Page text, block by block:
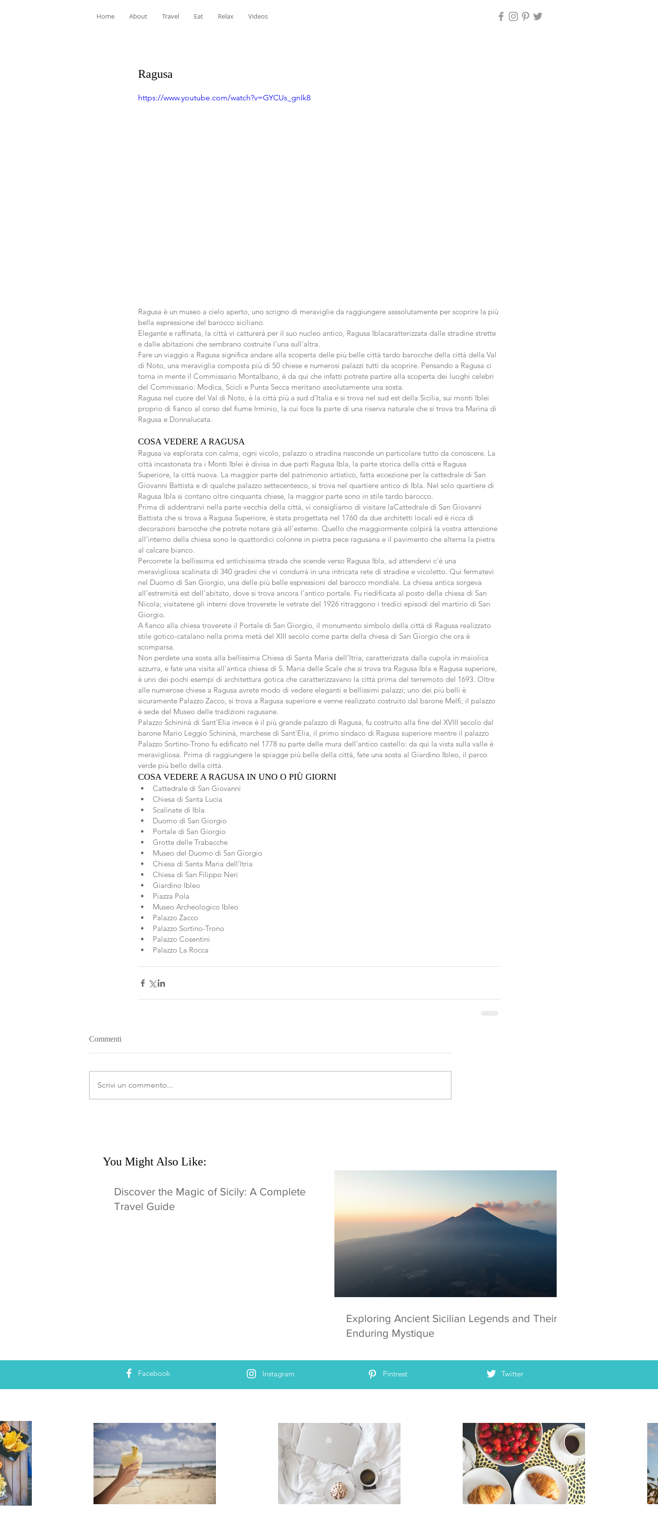
Home About Travel Eat Relax Videos
Ragusa
https://www.youtube.com/watch?v=GYCUs_gnIk8
Ragusa è un museo a cielo aperto, uno scrigno di meraviglie da raggiungere asssolutamente per scoprire la più
bella espressione del barocco siciliano.
Elegante e raffinata, la città vi catturerà per il suo nucleo antico, Ragusa Iblacaratterizzata dalle stradine strette
e dalle abitazioni che sembrano costruite l'una sull'altra.
Fare un viaggio a Ragusa significa andare alla scoperta delle più belle città tardo barocche della città della Val
di Noto, una meraviglia composta più di 50 chiese e numerosi palazzi tutti da scoprire. Pensando a Ragusa ci
torna in mente il Commissario Montalbano, è da qui che infatti potrete partire alla scoperta dei luoghi celebri
del Commissario: Modica, Scicli e Punta Secca meritano assolutamente una sosta.
Ragusa nel cuore del Val di Noto, è la città più a sud d'Italia e si trova nel sud est della Sicilia, sui monti Iblei
proprio di fianco al corso del fiume Irminio, la cui foce fa parte di una riserva naturale che si trova tra Marina di
Ragusa e Donnalucata.
COSA VEDERE A RAGUSA
Ragusa va esplorata con calma, ogni vicolo, palazzo o stradina nasconde un particolare tutto da conoscere. La
città incastonata tra i Monti Iblei è divisa in due parti Ragusa Ibla, la parte storica della città e Ragusa
Superiore, la città nuova. La maggior parte del patrimonio artistico, fatta eccezione per la cattedrale di San
Giovanni Battista e di qualche palazzo settecentesco, si trova nel quartiere antico di Ibla. Nel solo quartiere di
Ragusa Ibla si contano oltre cinquanta chiese, la maggior parte sono in stile tardo barocco.
Prima di addentrarvi nella parte vecchia della città, vi consigliamo di visitare laCattedrale di San Giovanni
Battista che si trova a Ragusa Superiore, è stata progettata nel 1760 da due architetti locali ed è ricca di
decorazioni barocche che potrete notare già all'esterno. Quello che maggiormente colpirà la vostra attenzione
all'interno della chiesa sono le quattordici colonne in pietra pece ragusana e il pavimento che alterna la pietra
al calcare bianco.
Percorrete la bellissima ed antichissima strada che scende verso Ragusa Ibla, ad attendervi c'è una
meravigliosa scalinata di 340 gradini che vi condurrà in una intricata rete di stradine e vicoletto. Qui fermatevi
nel Duomo di San Giorgio, una delle più belle espressioni del barocco mondiale. La chiesa antica sorgeva
all'estremità est dell'abitato, dove si trova ancora l'antico portale. Fu riedificata al posto della chiesa di San
Nicola; visitatene gli interni dove troverete le vetrate del 1926 ritraggono i tredici episodi del martirio di San
Giorgio.
A fianco alla chiesa troverete il Portale di San Giorgio, il monumento simbolo della città di Ragusa realizzato
stile gotico-catalano nella prima metà del XIII secolo come parte della chiesa di San Giorgio che ora è
scomparsa.
Non perdete una sosta alla bellissima Chiesa di Santa Maria dell’Itria, caratterizzata dalla cupola in maiolica
azzurra, e fate una visita all'antica chiesa di S. Maria delle Scale che si trova tra Ragusa Ibla e Ragusa superiore,
è uno dei pochi esempi di architettura gotica che caratterizzavano la città prima del terremoto del 1693. Oltre
alle numerose chiese a Ragusa avrete modo di vedere eleganti e bellissimi palazzi; uno dei più belli è
sicuramente Palazzo Zacco, si trova a Ragusa superiore e venne realizzato costruito dal barone Melfi, il palazzo
è sede del Museo delle tradizioni ragusane.
Palazzo Schininà di Sant'Elia invece è il più grande palazzo di Ragusa, fu costruito alla fine del XVIII secolo dal
barone Mario Leggio Schininà, marchese di Sant'Elia, il primo sindaco di Ragusa superiore mentre il palazzo
Palazzo Sortino-Trono fu edificato nel 1778 su parte delle mura dell'antico castello: da qui la vista sulla valle è
meravigliosa. Prima di raggiungere le spiagge più belle della città, fate una sosta al Giardino Ibleo, il parco
verde più bello della città.
COSA VEDERE A RAGUSA IN UNO O PIÙ GIORNI
Cattedrale di San Giovanni
Chiesa di Santa Lucia
Scalinate di Ibla
Duomo di San Giorgio
Portale di San Giorgio
Grotte delle Trabacche
Museo del Duomo di San Giorgio
Chiesa di Santa Maria dell'Itria
Chiesa di San Filippo Neri
Giardino Ibleo
Piazza Pola
Museo Archeologico Ibleo
Palazzo Zacco
Palazzo Sortino-Trono
Palazzo Cosentini
Palazzo La Rocca
Commenti
Scrivi un commento...
You Might Also Like:
Discover the Magic of Sicily: A Complete
Travel Guide
Exploring Ancient Sicilian Legends and Their
Enduring Mystique
Facebook Instagram Pintrest Twitter